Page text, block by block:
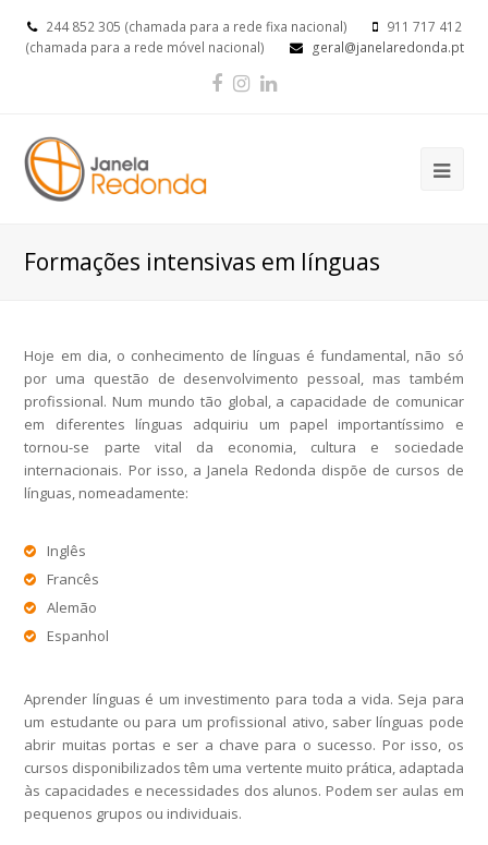
244 852 305 (chamada para a rede fixa nacional)
911 717 412
(chamada para a rede móvel nacional)
geral@janelaredonda.pt
Facebook
Instagram
Formações intensivas em línguas
Hoje em dia, o conhecimento de línguas é fundamental, não só
por uma questão de desenvolvimento pessoal, mas também
profissional. Num mundo tão global, a capacidade de comunicar
em diferentes línguas adquiriu um papel importantíssimo e
tornou-se parte vital da economia, cultura e sociedade
internacionais. Por isso, a Janela Redonda dispõe de cursos de
línguas, nomeadamente:
Inglês
Francês
Alemão
Espanhol
Aprender línguas é um investimento para toda a vida. Seja para
um estudante ou para um profissional ativo, saber línguas pode
abrir muitas portas e ser a chave para o sucesso. Por isso, os
cursos disponibilizados têm uma vertente muito prática, adaptada
às capacidades e necessidades dos alunos. Podem ser aulas em
pequenos grupos ou individuais.